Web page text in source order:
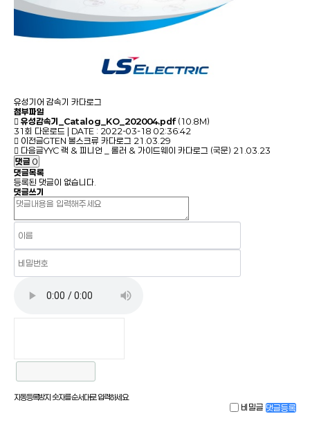
유성기어 감속기 카다로그
첨부파일
유성감속기_Catalog_KO_202004.pdf(10.8M)
31회 다운로드 | DATE : 2022-03-18 02:36:42
이전글GTEN 볼스크류 카다로그 21.03.29
다음글YYC 랙 & 피니언 _ 롤러 & 가이드웨이 카다로그 (국문) 21.03.23
댓글 0
댓글목록
등록된 댓글이 없습니다.
댓글쓰기
자동등록방지 숫자를 순서대로 입력하세요.
비밀글 댓글등록